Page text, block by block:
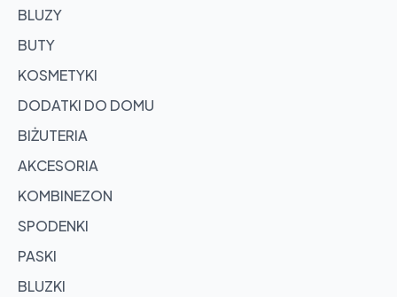
BLUZY
BUTY
KOSMETYKI
DODATKI DO DOMU
BIŻUTERIA
AKCESORIA
KOMBINEZON
SPODENKI
PASKI
BLUZKI